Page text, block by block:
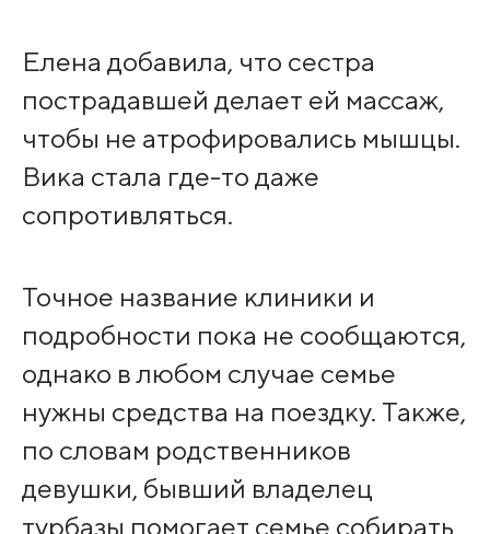
Елена добавила, что сестра
пострадавшей делает ей массаж,
чтобы не атрофировались мышцы.
Вика стала где-то даже
сопротивляться.
Точное название клиники и
подробности пока не сообщаются,
однако в любом случае семье
нужны средства на поездку. Также,
по словам родственников
девушки, бывший владелец
турбазы помогает семье собирать